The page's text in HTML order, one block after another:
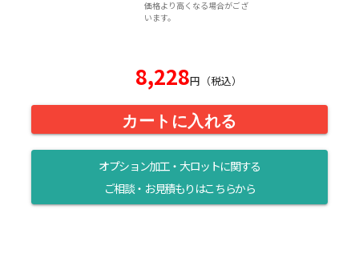
価格より高くなる場合がござ
います。
8,228円（税込）
カートに入れる
オプション加工・大ロットに関する
ご相談・お見積もりはこちらから